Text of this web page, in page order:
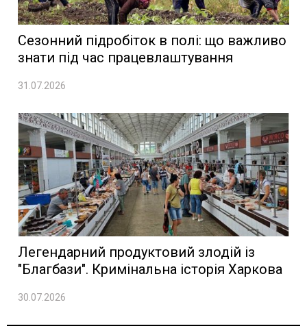
Сезонний підробіток в полі: що важливо
знати під час працевлаштування
31.07.2026
Легендарний продуктовий злодій із
"Благбази". Кримінальна історія Харкова
30.07.2026